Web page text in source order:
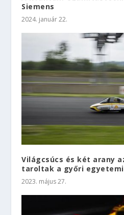
Siemens
2024. január 22.
Világcsúcs és két arany
taroltak a győri
2023. május 27.